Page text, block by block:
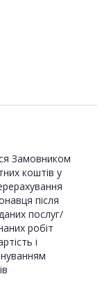
Замовником
коштів у
після
послуг/
робіт
і